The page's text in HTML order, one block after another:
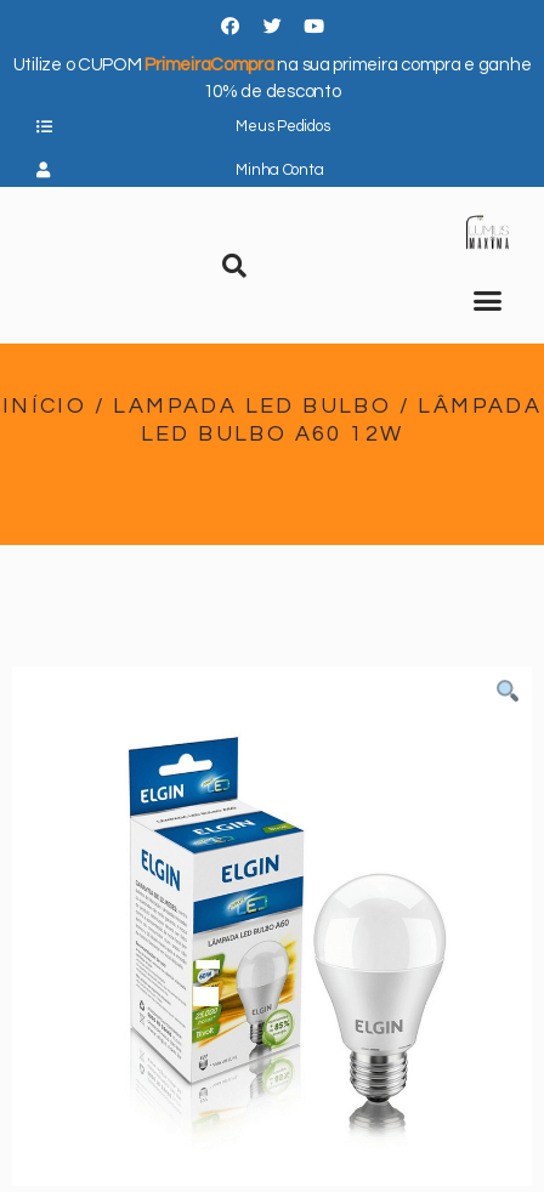
Utilize o CUPOM PrimeiraComprana sua primeira compra e ganhe
10% de desconto
Meus Pedidos
Minha Conta
INÍCIO / LAMPADA LED BULBO / LÂMPADA
LED BULBO A60 12W